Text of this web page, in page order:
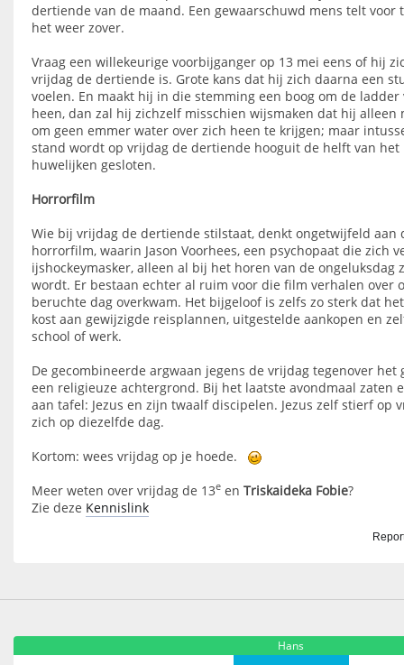
dertiende van de maand. Een gewaarschuwd mens telt voor
het weer zover.
Vraag een willekeurige voorbijganger op 13 mei eens of hij
vrijdag de dertiende is. Grote kans dat hij zich daarna een
voelen. En maakt hij in die stemming een boog om de ladder
heen, dan zal hij zichzelf misschien wijsmaken dat hij alleen
om geen emmer water over zich heen te krijgen; maar
stand wordt op vrijdag de dertiende hooguit de helft van het
huwelijken gesloten.
Horrorfilm
Wie bij vrijdag de dertiende stilstaat, denkt ongetwijfeld aan
horrorfilm, waarin Jason Voorhees, een psychopaat die zich
ijshockeymasker, alleen al bij het horen van de ongeluksdag
wordt. Er bestaan echter al ruim voor die film verhalen over
beruchte dag overkwam. Het bijgeloof is zelfs zo sterk dat
kost aan gewijzigde reisplannen, uitgestelde aankopen en
school of werk.
De gecombineerde argwaan jegens de vrijdag tegenover het
een religieuze achtergrond. Bij het laatste avondmaal zaten
aan tafel: Jezus en zijn twaalf discipelen. Jezus zelf stierf op
zich op diezelfde dag.
Kortom: wees vrijdag op je hoede.
Meer weten over vrijdag de 13e en Triskaideka Fobie?
Zie deze Kennislink
Hans